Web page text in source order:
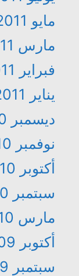
مايو 2011
مارس 2011
فبراير 2011
يناير 2011
ديسمبر 2010
نوفمبر 2010
أكتوبر 2010
سبتمبر 2010
مارس 2010
أكتوبر 2009
سبتمبر 2009